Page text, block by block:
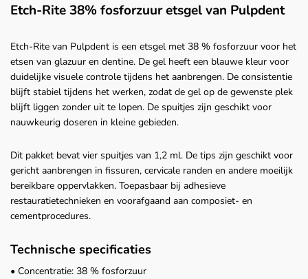
Etch-Rite 38% fosforzuur etsgel van Pulpdent
Etch-Rite van Pulpdent is een etsgel met 38 % fosforzuur voor het
etsen van glazuur en dentine. De gel heeft een blauwe kleur voor
duidelijke visuele controle tijdens het aanbrengen. De consistentie
blijft stabiel tijdens het werken, zodat de gel op de gewenste plek
blijft liggen zonder uit te lopen. De spuitjes zijn geschikt voor
nauwkeurig doseren in kleine gebieden.
Dit pakket bevat vier spuitjes van 1,2 ml. De tips zijn geschikt voor
gericht aanbrengen in fissuren, cervicale randen en andere moeilijk
bereikbare oppervlakken. Toepasbaar bij adhesieve
restauratietechnieken en voorafgaand aan composiet- en
cementprocedures.
Technische specificaties
• Concentratie: 38 % fosforzuur